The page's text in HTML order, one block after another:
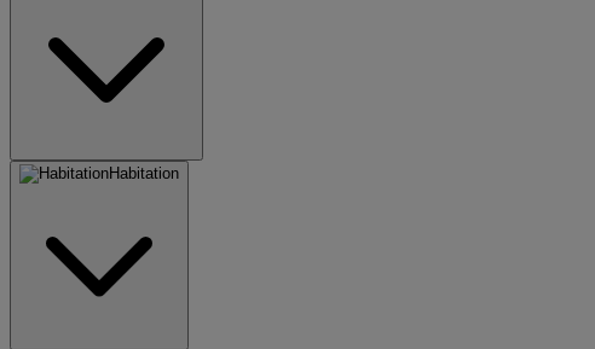
Habitation